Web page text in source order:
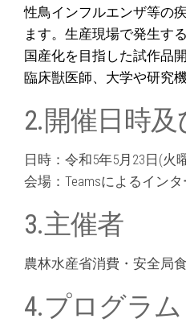
性鳥インフルエンザ等の
ます。生産現場で発生す
国産化を目指した試作品
臨床獣医師、大学や研究
2.開催日時
日時：令和5年5月23日(火
会場：Teamsによるイン
3.主催者
農林水産省消費・安全局
4.プログラム